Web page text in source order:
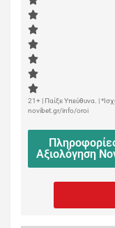
21+ | Παίξε Υπεύθυνα. |
novibet.gr/info/oroi
Αξιολόγηση